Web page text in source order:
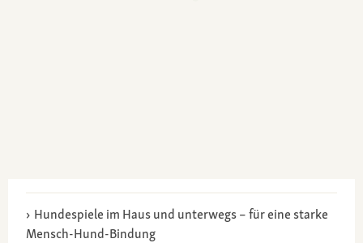
Hundespiele im Haus und unterwegs – für eine starke
Mensch-Hund-Bindung